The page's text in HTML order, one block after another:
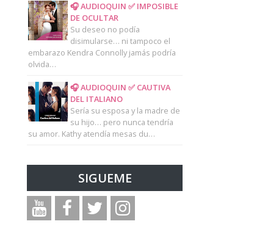
🎧 AUDIOQUIN ✅ IMPOSIBLE
DE OCULTAR
Su deseo no podía
disimularse… ni tampoco el
embarazo Kendra Connolly jamás podría
olvida…
🎧 AUDIOQUIN ✅ CAUTIVA
DEL ITALIANO
Sería su esposa y la madre de
su hijo… pero nunca tendría
su amor. Kathy atendía mesas du…
SIGUEME